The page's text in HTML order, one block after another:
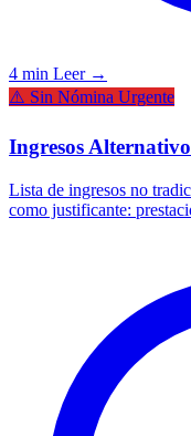
4 min Leer →
⚠️ Sin Nómina Urgente
Ingresos
Lista de ingresos no
como justificante: